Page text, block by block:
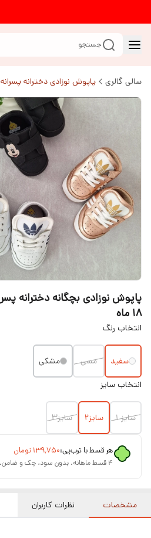
جستجو
سالی گالری پاپوش نوزادی دخترانه پسرانه
۱۸ ماه
انتخاب رنگ
سفید مسی
مشکی
انتخاب سایز
سایز ۱ سایز۲ سایز۳
هر قسط با ترب‌پی:۱۳۹٬۷۵۰ تومان
۴ قسط ماهانه. بدون سود، چک و ضامن.
مشخصات نظرات کاربران